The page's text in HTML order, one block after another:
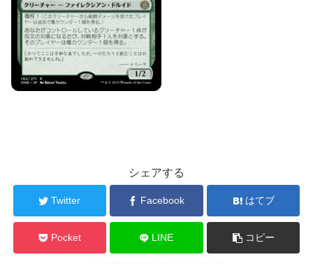
シェアする
Twitter Facebook はてブ
Pocket LINE コピー